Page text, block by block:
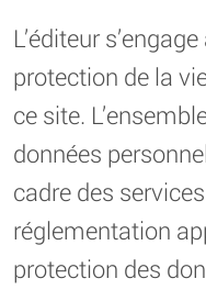
L’éditeur
protection de la
ce site.
données
cadre des
réglementation
protection des